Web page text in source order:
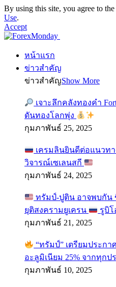
By using this site, you agree to the
Use.
Accept
หน้าแรก
ข่าวสำคัญ
ข่าวสำคัญShow More
เจาะลึกคลังทองคำ
ดันทองโลกพุ่ง
กุมภาพันธ์ 25, 2025
เครมลินยินดีต่อแนวท
วิจารณ์เซเลนสกี
กุมภาพันธ์ 24, 2025
ทรัมป์-ปูติน อาจพบกัน
ยุติสงครามยูเครน
รูบิโ
กุมภาพันธ์ 21, 2025
“ทรัมป์” เตรียมประก
อะลูมิเนียม 25% จากทุกป
กุมภาพันธ์ 10, 2025